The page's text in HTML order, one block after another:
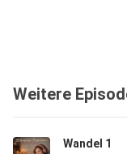
Weitere
Wandel 1